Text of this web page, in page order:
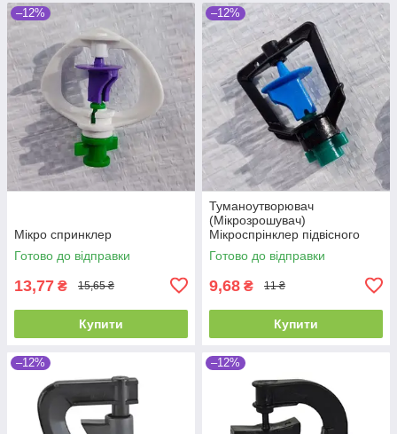
–12%
Мікро спринклер
Готово до відправки
13,77 ₴ 15,65 ₴
Купити
–12%
Туманоутворювач
(Мікрозрошувач)
Мікроспрінклер підвісного
типу
Готово до відправки
9,68 ₴ 11 ₴
Купити
–12% –12%